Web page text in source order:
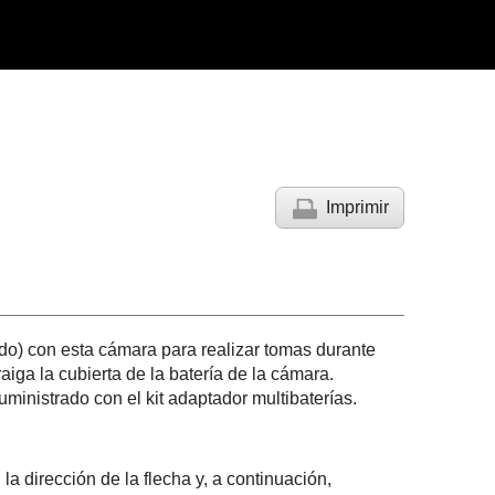
Imprimir
con esta cámara para realizar tomas durante
la cubierta de la batería de la cámara.
con el kit adaptador multibaterías.
dirección de la flecha y, a continuación,